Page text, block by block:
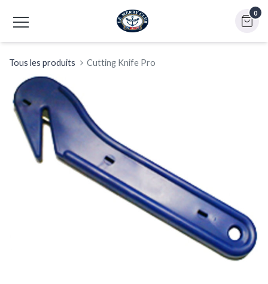
0
Tous les produits Cutting Knife Pro